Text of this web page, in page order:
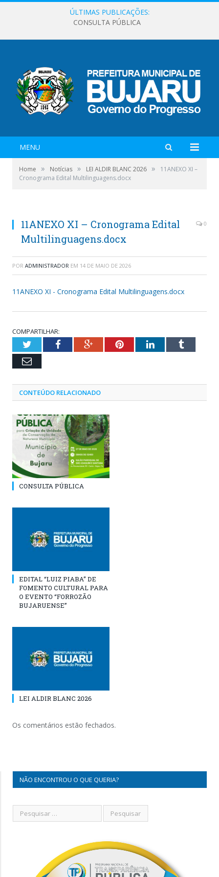
ÚLTIMAS PUBLICAÇÕES:
CONSULTA PÚBLICA
MENU
Home » Notícias » LEI ALDIR BLANC 2026 »
11ANEXO XI –
Cronograma Edital Multilinguagens.docx
11ANEXO XI – Cronograma Edital
Multilinguagens.docx
0
POR ADMINISTRADOR EM 14 DE MAIO DE 2026
11ANEXO XI - Cronograma Edital Multilinguagens.docx
COMPARTILHAR:
TwitterFacebookGoogle+PinterestLinkedInTumblr
Email
CONTEÚDO RELACIONADO
CONSULTA PÚBLICA
EDITAL “LUIZ PIABA” DE
FOMENTO CULTURAL PARA
O EVENTO “FORROZÃO
BUJARUENSE”
LEI ALDIR BLANC 2026
Os comentários estão fechados.
NÃO ENCONTROU O QUE QUERIA?